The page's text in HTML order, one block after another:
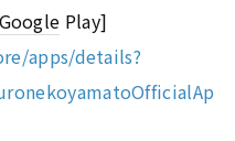
Google Play]
apps/details?